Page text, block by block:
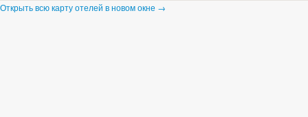
Открыть всю карту отелей в новом окне →